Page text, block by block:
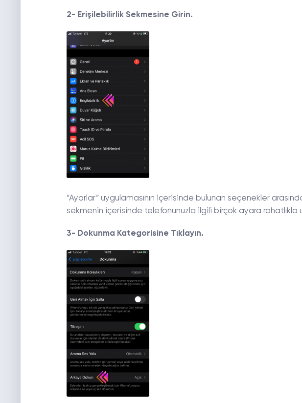
2- Erişilebilirlik Sekmesine Girin.
“Ayarlar” uygulamasının içerisinde bulunan seçenekler
sekmenin içerisinde telefonunuzla ilgili birçok ayara rahatlıkla
3- Dokunma Kategorisine Tıklayın.